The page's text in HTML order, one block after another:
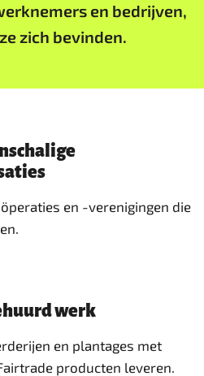
en bedrijven,
zich bevinden.
en -verenigingen die
werk
en plantages met
producten leveren.